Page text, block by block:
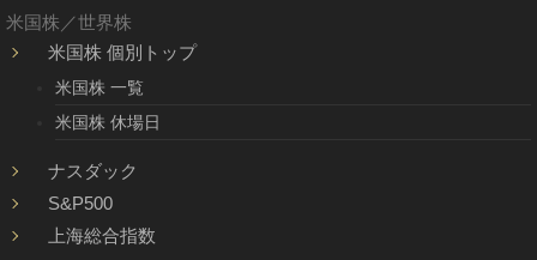
米国株／世界株
米国株 個別トップ
米国株 一覧
米国株 休場日
ナスダック
S&P500
上海総合指数